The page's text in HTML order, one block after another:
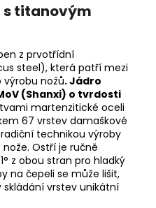
s titanovým
z prvotřídní
steel), která patří mezi
nožů. Jádro
(Shanxi) o tvrdosti
martenzitické oceli
67 vrstev damaškové
technikou výroby
Ostří je ručně
z obou stran pro hladký
na čepeli se může lišit,
vrstev unikátní